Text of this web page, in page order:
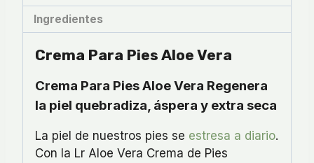
Ingredientes
Crema Para Pies Aloe Vera
Crema Para Pies Aloe Vera Regenera
la piel quebradiza, áspera y extra seca
La piel de nuestros pies se estresa a diario.
Con la Lr Aloe Vera Crema de Pies